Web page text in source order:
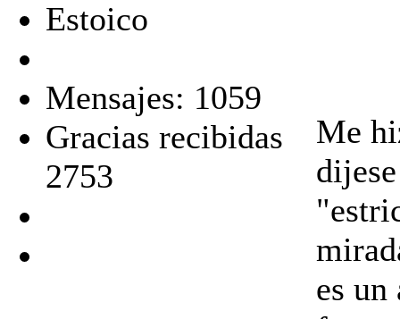
Estoico
Mensajes: 1059
Gracias recibidas
2753
Me
es un